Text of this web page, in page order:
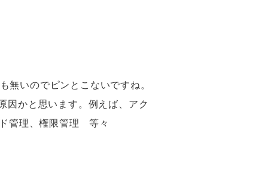
いのでピンとこないですね。
因かと思います。例えば、アク
ド管理、権限管理 等々